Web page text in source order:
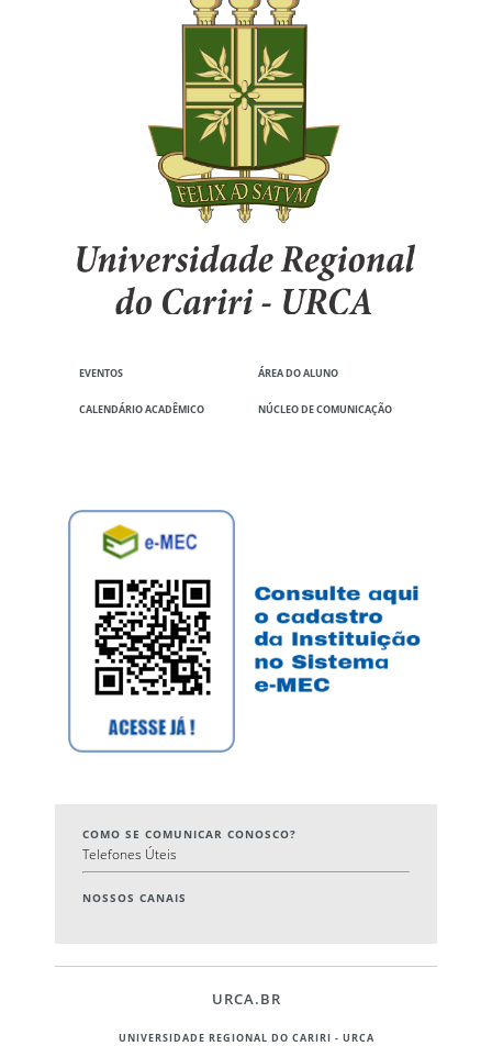
EVENTOS ÁREA DO ALUNO
CALENDÁRIO ACADÊMICO NÚCLEO DE COMUNICAÇÃO
COMO SE COMUNICAR CONOSCO?
Telefones Úteis
NOSSOS CANAIS
URCA.BR
UNIVERSIDADE REGIONAL DO CARIRI - URCA